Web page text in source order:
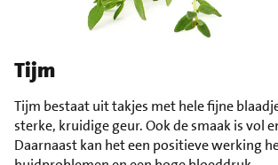
Tijm
Tijm bestaat uit takjes met hele fijne
sterke, kruidige geur. Ook de smaak is vol
Daarnaast kan het een positieve werking